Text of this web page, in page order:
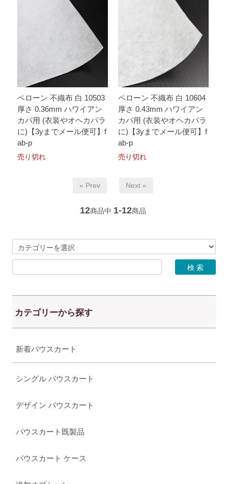
ペローン 不織布 白 10503
厚さ 0.36mm ハワイアン
カパ用 (衣装やオヘカパラ
に)【3yまでメール便可】f
ab-p
売り切れ
ペローン 不織布 白 10604
厚さ 0.43mm ハワイアン
カパ用 (衣装やオヘカパラ
に)【3yまでメール便可】f
ab-p
売り切れ
« Prev Next »
12商品中 1-12商品
カテゴリーから探す
新着パウスカート
シングル パウスカート
デザイン パウスカート
パウスカート既製品
パウスカート ケース